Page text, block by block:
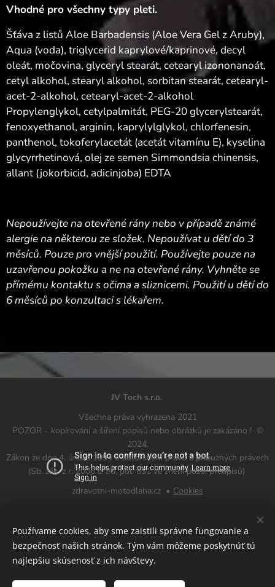
Vhodné pro všechny typy pleti.
Šťáva z listů Aloe Barbadensis (Aloe Vera Gel z Aruby),
Aqua (voda), triglycerid kaprylové/kaprinové, decyl
oleát, močovina, glyceryl stearát, cetearyl izononanoát,
cetyl alkohol, stearyl alkohol, sorbitan stearát, cetearyl-
acet-2-alkohol, cetearyl-acet-2-alkohol
Propylenglykol, cetylpalmitát, PEG-20 glycerylstearát,
fenoxyethanol, arginin, kaprylylglykol, chlorfenesin,
panthenol, tokoferylacetát (acetát vitamínu E), kyselina
glycyrrhetinová, olej ze semen Simmondsia chinensis,
allant (jokorbicid, adicinjoba) EDTA
Nepoužívejte na otevřené rány nebo v případě známé
alergie na některou ze složek. Nepoužívat u dětí do 3
měsíců. Pouze pro vnější použití. Používejte pouze na
uzavřenou pokožku a ne na otevřené rány. Vyhněte se
přímému kontaktu s očima a sliznicemi. Použití u dětí do
6 měsíců po konzultaci s lékařem.
JV Toch s.r.o.
Všechna práva vyhrazena 2021
POZOR – kopírování a šíření popisů nebo obrázků je zakázáno ! ©
2024.
Zákon ze dne 4. února 1994 o autorském právu a příbuzných právech
(Sb. zák. z r. 2006 č. 90, pol. 631 ve znění pozd. předpisů)
zdravotni-motodlaha.cz
Cookies
Čeština
Slovenčina
Používame cookies, aby sme zaistili správne fungovanie a
bezpečnosť našich stránok. Tým vám môžeme poskytnúť tú
najlepšiu skúsenosť z ich návštevy.